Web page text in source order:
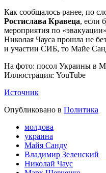
Как сообщалось ранее, по
Ростислава Кравеца, если
мероприятия по
Николая Чауса прошла не
и участии СИБ, то Майе
На фото: посол Украины в
Иллюстрация: YouTube
Источник
Опубликовано в Политика
молдова
украина
Майя Санду
Владимир Зеленский
Николай Чаус